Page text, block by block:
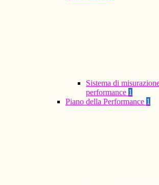
Sistema di
performance 1
Piano della Performance 1